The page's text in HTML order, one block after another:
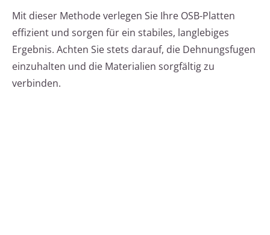
Mit dieser Methode verlegen Sie Ihre OSB-Platten
effizient und sorgen für ein stabiles, langlebiges
Ergebnis. Achten Sie stets darauf, die Dehnungsfugen
einzuhalten und die Materialien sorgfältig zu
verbinden.